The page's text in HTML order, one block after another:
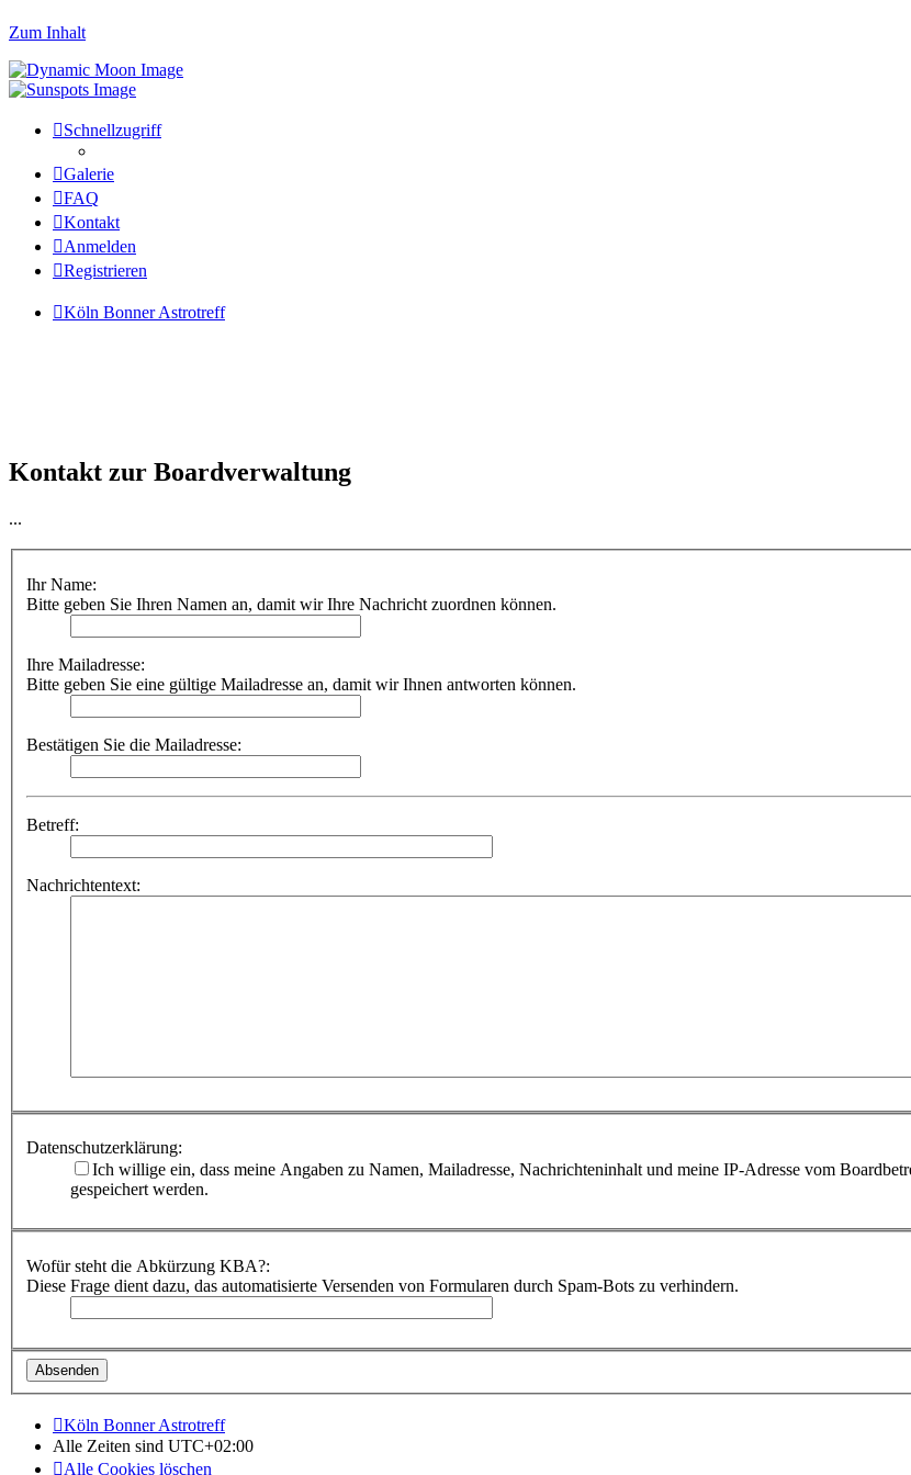
Zum Inhalt
Schnellzugriff
Galerie
FAQ
Kontakt
Anmelden
Registrieren
Köln Bonner Astrotreff
Kontakt zur Boardverwaltung
...
Ihr Name:
Bitte geben Sie Ihren Namen an, damit wir Ihre Nachricht zuordnen können.
Ihre Mailadresse:
Bitte geben Sie eine gültige Mailadresse an, damit wir Ihnen antworten können.
Bestätigen Sie die Mailadresse:
Betreff:
Nachrichtentext:
Datenschutzerklärung:
Ich willige ein, dass meine Angaben zu Namen, Mailadresse, Nachrichteninhalt und meine IP-Adresse vom
gespeichert werden.
Wofür steht die Abkürzung KBA?:
Diese Frage dient dazu, das automatisierte Versenden von Formularen durch Spam-Bots zu verhindern.
Köln Bonner Astrotreff
Alle Zeiten sind UTC+02:00
Alle Cookies löschen